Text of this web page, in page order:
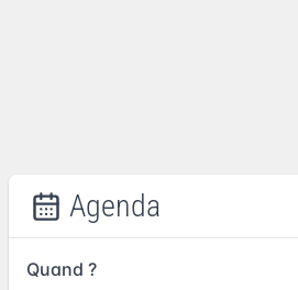
Agenda
Quand ?